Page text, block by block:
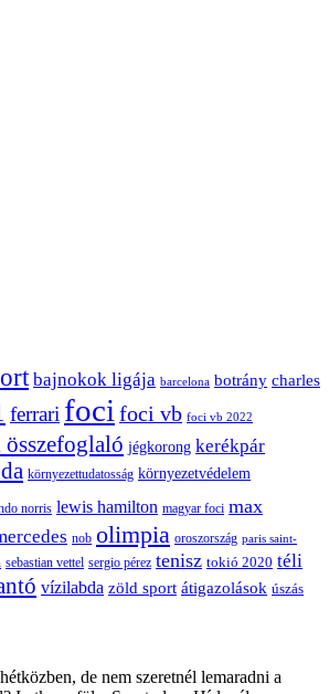
bajnokok ligája barcelona botrány charles
ferrari focifoci vb foci vb 2022
jégkorong kerékpár
környezettudatosság környezetvédelem
norris lewis hamilton magyar foci max
nob olimpia oroszország paris saint-
sebastian vettel sergio pérez tenisz tokió 2020 téli
vízilabda zöld sport átigazolások úszás
de nem szeretnél lemaradni a